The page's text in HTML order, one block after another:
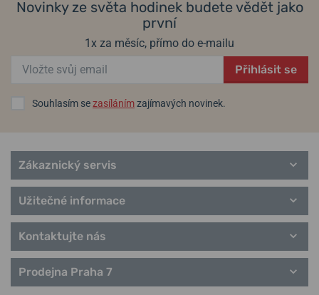
Gents Sport
Candino pro páry
Novinky ze světa hodinek budete vědět jako
první
1x za měsíc, přímo do e-mailu
Přihlásit se
Souhlasím sezasílánímzajímavých novinek.
Zákaznický servis
Užitečné informace
Kontaktujte nás
Prodejna Praha 7